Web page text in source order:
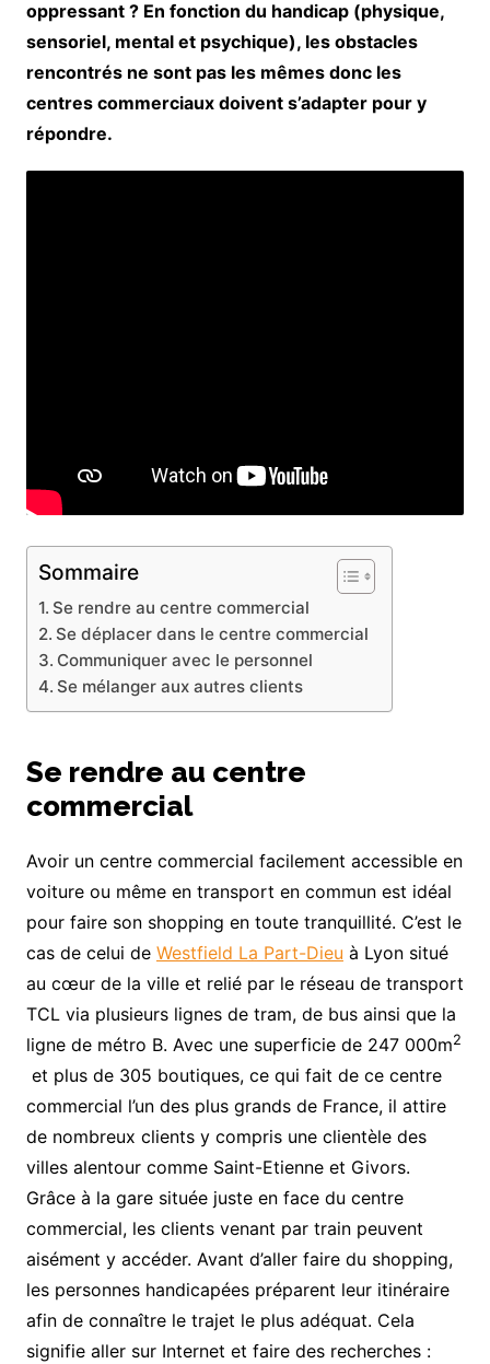
oppressant ? En fonction du handicap (physique,
sensoriel, mental et psychique), les obstacles
rencontrés ne sont pas les mêmes donc les
centres commerciaux doivent s’adapter pour y
répondre.
Sommaire
Se rendre au centre commercial
Se déplacer dans le centre commercial
Communiquer avec le personnel
Se mélanger aux autres clients
Se rendre au centre
commercial
Avoir un centre commercial facilement accessible en
voiture ou même en transport en commun est idéal
pour faire son shopping en toute tranquillité. C’est le
cas de celui de Westfield La Part-Dieu à Lyon situé
au cœur de la ville et relié par le réseau de transport
TCL via plusieurs lignes de tram, de bus ainsi que la
ligne de métro B. Avec une superficie de 247 000m2
et plus de 305 boutiques, ce qui fait de ce centre
commercial l’un des plus grands de France, il attire
de nombreux clients y compris une clientèle des
villes alentour comme Saint-Etienne et Givors.
Grâce à la gare située juste en face du centre
commercial, les clients venant par train peuvent
aisément y accéder. Avant d’aller faire du shopping,
les personnes handicapées préparent leur itinéraire
afin de connaître le trajet le plus adéquat. Cela
signifie aller sur Internet et faire des recherches :